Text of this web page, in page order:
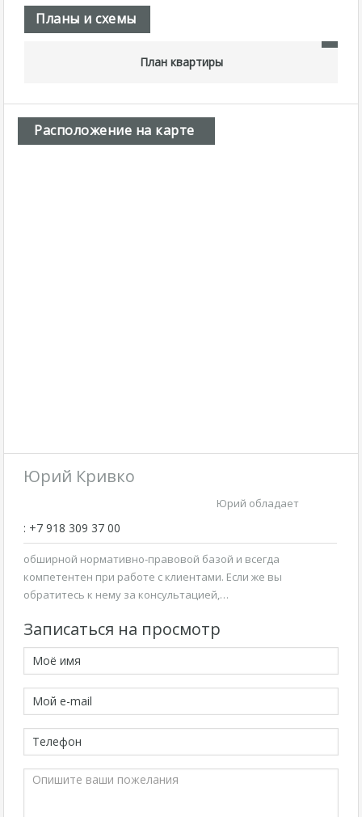
Планы и схемы
План квартиры
Расположение на карте
Юрий Кривко
: +7 918 309 37 00
Юрий обладает
обширной нормативно-правовой базой и всегда
компетентен при работе с клиентами. Если же вы
обратитесь к нему за консультацией,…
Записаться на просмотр